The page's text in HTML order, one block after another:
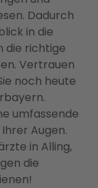
Dadurch
in die
die richtige
Vertrauen
noch heute
umfassende
Augen.
in Alling,
die